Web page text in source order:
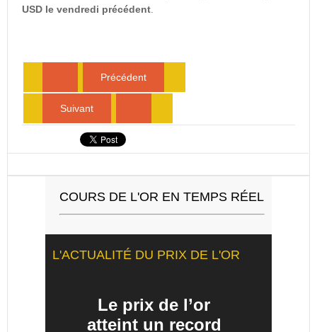
USD le vendredi précédent
Précédent
Suivant
COURS DE L'OR EN TEMPS RÉEL
L'ACTUALITÉ DU PRIX DE L'OR